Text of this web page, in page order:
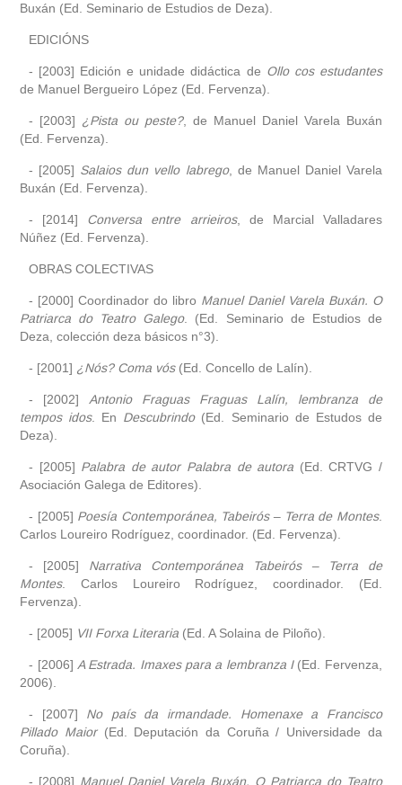
Buxán (Ed. Seminario de Estudios de Deza).
EDICIÓNS
- [2003] Edición e unidade didáctica de Ollo cos estudantes
de Manuel Bergueiro López (Ed. Fervenza).
- [2003] ¿Pista ou peste?, de Manuel Daniel Varela Buxán
(Ed. Fervenza).
- [2005] Salaios dun vello labrego, de Manuel Daniel Varela
Buxán (Ed. Fervenza).
- [2014] Conversa entre arrieiros, de Marcial Valladares
Núñez (Ed. Fervenza).
OBRAS COLECTIVAS
- [2000] Coordinador do libro Manuel Daniel Varela Buxán. O
Patriarca do Teatro Galego. (Ed. Seminario de Estudios de
Deza, colección deza básicos n°3).
- [2001] ¿Nós? Coma vós(Ed. Concello de Lalín).
- [2002] Antonio Fraguas Fraguas Lalín, lembranza de
tempos idos. En Descubrindo(Ed. Seminario de Estudos de
Deza).
- [2005] Palabra de autor Palabra de autora (Ed. CRTVG /
Asociación Galega de Editores).
- [2005] Poesía Contemporánea, Tabeirós – Terra de Montes.
Carlos Loureiro Rodríguez, coordinador. (Ed. Fervenza).
- [2005] Narrativa Contemporánea Tabeirós – Terra de
Montes. Carlos Loureiro Rodríguez, coordinador. (Ed.
Fervenza).
- [2005] VII Forxa Literaria (Ed. A Solaina de Piloño).
- [2006] A Estrada. Imaxes para a lembranza I(Ed. Fervenza,
2006).
- [2007] No país da irmandade. Homenaxe a Francisco
Pillado Maior(Ed. Deputación da Coruña / Universidade da
Coruña).
- [2008] Manuel Daniel Varela Buxán. O Patriarca do Teatro